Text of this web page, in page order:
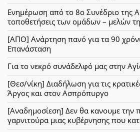
Ενημέρωση από το 8ο Συνέδριο της
τοποθετήσεις των ομάδων – μελών
[ΑΠΟ] Ανάρτηση πανό για τα 90
Επανάσταση
Για το νεκρό συνάδελφό μας στην
[Θεσ/νίκη] Διαδήλωση για τις
Άργος και στον Ασπρόπυργο
[Αναδημοσίεση] Δεν θα κανουμε την
γαρνιτούρα μιας κυβέρνησης που